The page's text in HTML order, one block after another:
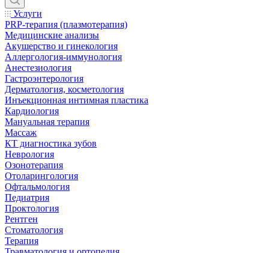
Услуги
PRP-терапия (плазмотерапия)
Медицинские анализы
Акушерство и гинекология
Аллергология-иммунология
Анестезиология
Гастроэнтерология
Дерматология, косметология
Инъекционная интимная пластика
Кардиология
Мануальная терапия
Массаж
КТ диагностика зубов
Неврология
Озонотерапия
Отоларингология
Офтальмология
Педиатрия
Проктология
Рентген
Стоматология
Терапия